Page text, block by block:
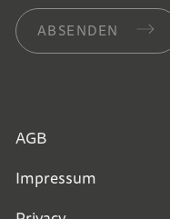
ABSENDEN
AGB
Impressum